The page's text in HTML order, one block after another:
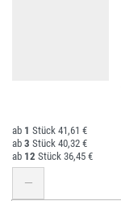
1
41,61 €
3
40,32 €
12
36,45 €